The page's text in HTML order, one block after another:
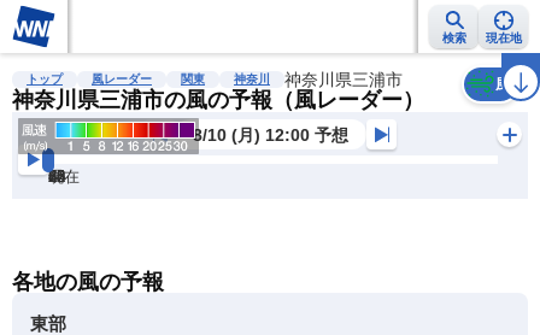
検索 現在地
雨雲レーダー 台風情報 地震情報 警報・注意報 2週間天気 ラ
トップ 風レーダー 関東 神奈川 神奈川県三浦市
神奈川県三浦市の風の予報（風レーダー）
風
8/10 (月) 12:00 予想
現在
6h
12
24
36
48
60
72
各地の風の予報
東部